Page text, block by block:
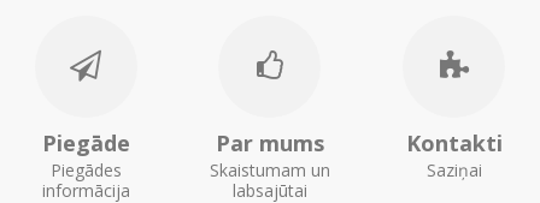
Piegāde
Piegādes
informācija
Par mums
Skaistumam un
labsajūtai
Kontakti
Saziņai